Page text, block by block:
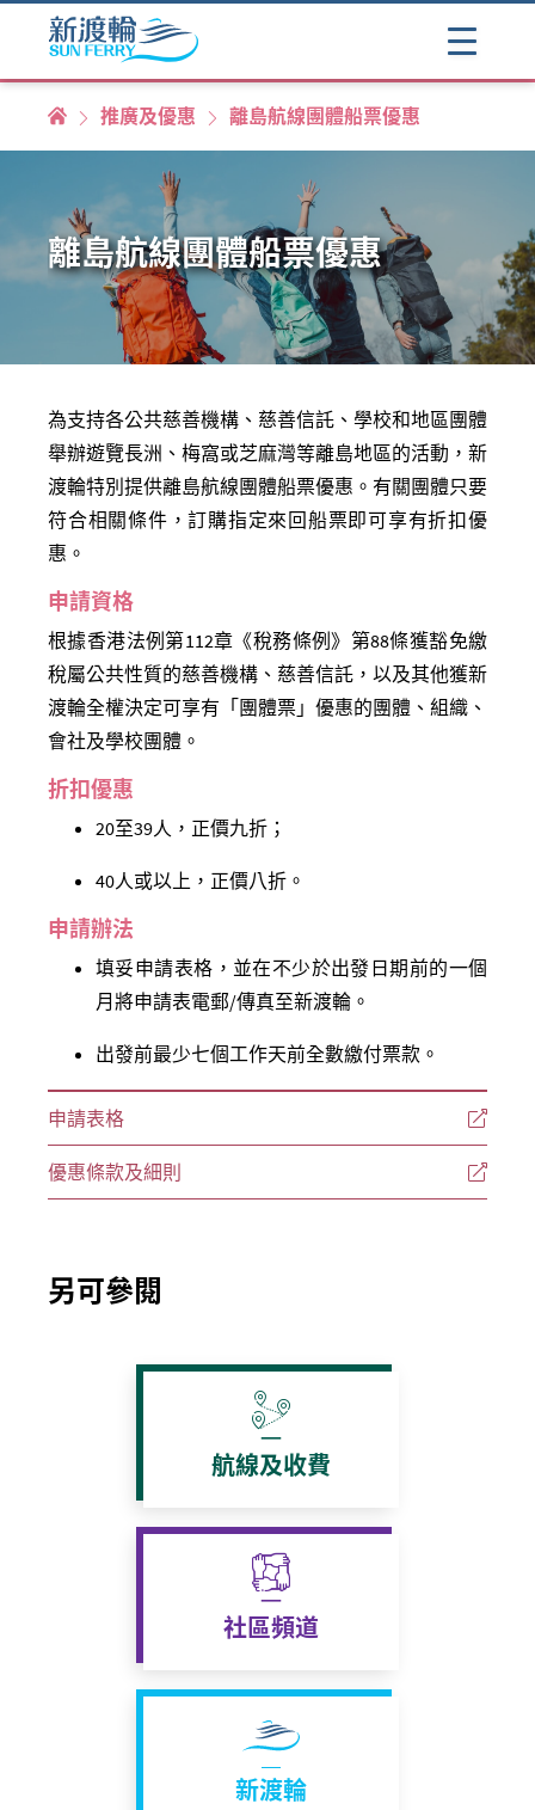
推廣及優惠 離島航線團體船票優惠
離島航線團體船票優惠
為支持各公共慈善機構、慈善信託、學校和地區團體
舉辦遊覽長洲、梅窩或芝麻灣等離島地區的活動，新
渡輪特別提供離島航線團體船票優惠。有關團體只要
符合相關條件，訂購指定來回船票即可享有折扣優
惠。
申請資格
根據香港法例第112章《稅務條例》第88條獲豁免繳
稅屬公共性質的慈善機構、慈善信託，以及其他獲新
渡輪全權決定可享有「團體票」優惠的團體、組織、
會社及學校團體。
折扣優惠
20至39人，正價九折；
40人或以上，正價八折。
申請辦法
填妥申請表格，並在不少於出發日期前的一個
月將申請表電郵/傳真至新渡輪。
出發前最少七個工作天前全數繳付票款。
申請表格
優惠條款及細則
另可參閱
航線及收費
社區頻道
新渡輪